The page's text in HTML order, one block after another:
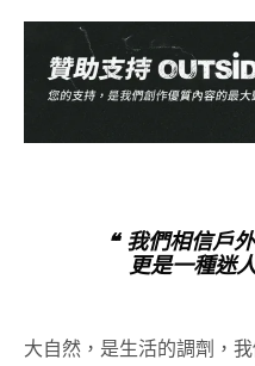
❝ 我們相信戶
更是一種迷
大自然，是生活的調劑，